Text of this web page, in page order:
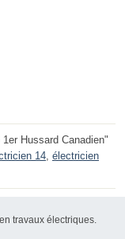
Hussard Canadien"
14 électricien
travaux électriques.